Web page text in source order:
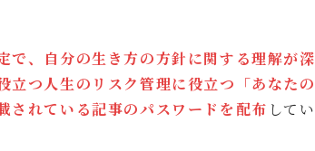
で、自分の生き方の方針に関する理解が深
立つ人生のリスク管理に役立つ「あなたの
されている記事のパスワードを配布 してい